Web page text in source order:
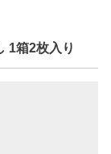
1箱2枚入り